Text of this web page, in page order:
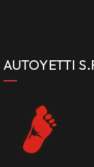
AUTOYETTI